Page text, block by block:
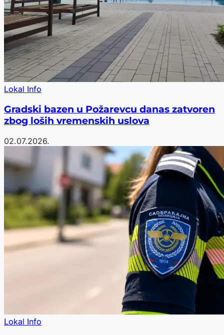
Lokal Info
Gradski bazen u Požarevcu danas zatvoren
zbog loših vremenskih uslova
02.07.2026.
Lokal Info